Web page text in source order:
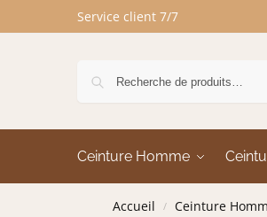
Service client 7/7
Ceinture Homme
Accueil / Ceinture